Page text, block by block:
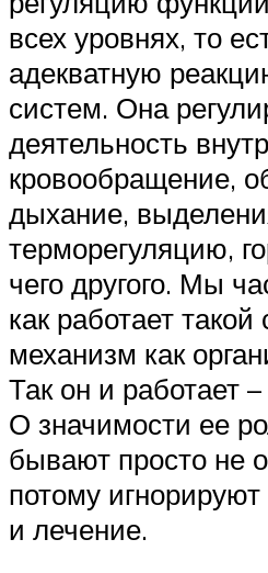
всех уровнях, то
адекватную
систем. Она
деятельность
кровообращение,
дыхание,
терморегуляцию,
чего другого. Мы
как работает
механизм как
Так он и работает
О значимости ее
бывают просто не
потому игнорируют
и лечение.